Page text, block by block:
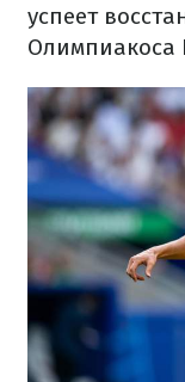
успеет
Олимпиакоса